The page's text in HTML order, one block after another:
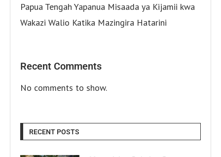
Papua Tengah Yapanua Misaada ya Kijamii kwa
Wakazi Walio Katika Mazingira Hatarini
Recent Comments
No comments to show.
RECENT POSTS